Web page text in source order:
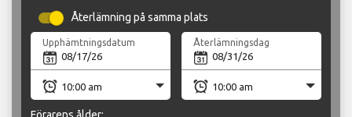
Återlämning på samma plats
Upphämtningsdatum Återlämningsdag